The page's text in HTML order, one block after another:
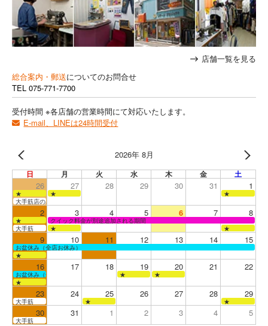
店舗一覧を見る
総合案内・郵送についてのお問合せ
TEL 075-771-7700
受付時間 ※各店舗の営業時間にて対応いたします。
E-mail、LINEは24時間受付
2026年 8月
日 月 火 水 木 金 土
26 27 28 29 30 31 1
★ ★
★
大手筋店のみ営業
2 3 4 5 6 7 8
★
クイック料金が別途追加される期間
大手筋
★ ★
9 10 11 12 13 14 15
お盆休み（全店お休み）
★
16 17 18 19 20 21 22
お盆休み（全店お休み） ★
★
★
23 24 25 26 27 28 29
大手筋 ★ ★
30 31 1 2 3 4 5
大手筋